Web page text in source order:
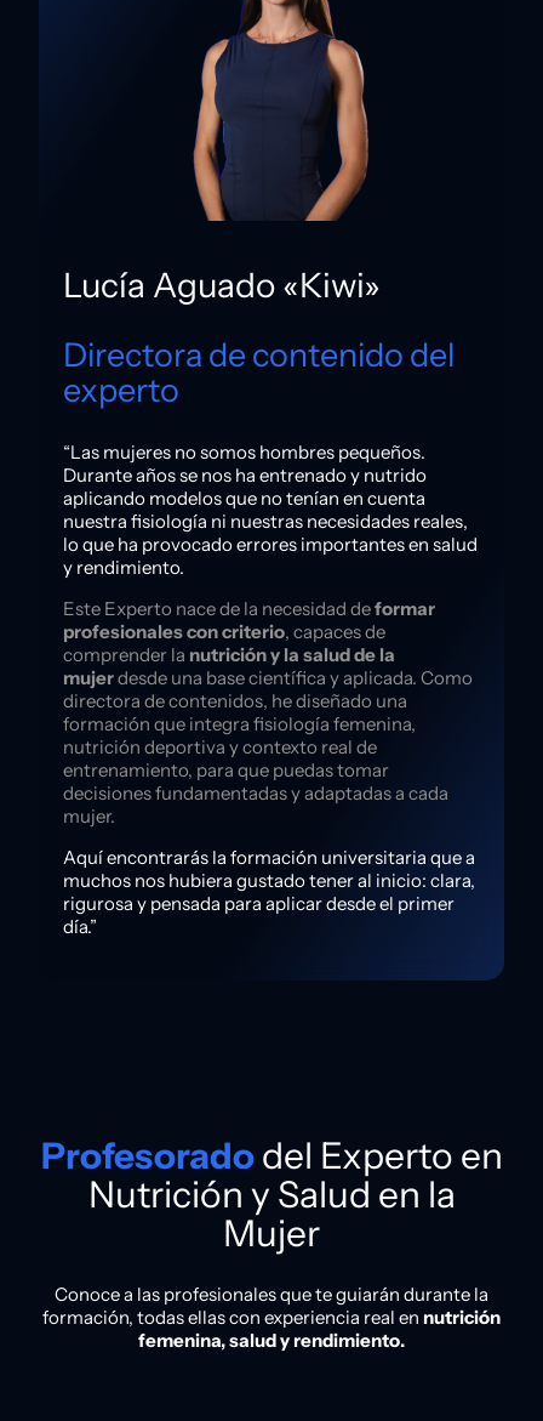
Lucía Aguado «Kiwi»
Directora de contenido del
experto
“Las mujeres no somos hombres pequeños.
Durante años se nos ha entrenado y nutrido
aplicando modelos que no tenían en cuenta
nuestra fisiología ni nuestras necesidades reales,
lo que ha provocado errores importantes en salud
y rendimiento.
Este Experto nace de la necesidad deformar
profesionales con criterio, capaces de
comprender la nutrición y la salud de la
mujerdesde una base científica y aplicada. Como
directora de contenidos, he diseñado una
formación que integra fisiología femenina,
nutrición deportiva y contexto real de
entrenamiento, para que puedas tomar
decisiones fundamentadas y adaptadas a cada
mujer.
Aquí encontrarás la formación universitaria que a
muchos nos hubiera gustado tener al inicio: clara,
rigurosa y pensada para aplicar desde el primer
día.”
Profesoradodel Experto en
Nutrición y Salud en la
Mujer
Conoce a las profesionales que te guiarán durante la
formación, todas ellas con experiencia real en nutrición
femenina, salud y rendimiento.